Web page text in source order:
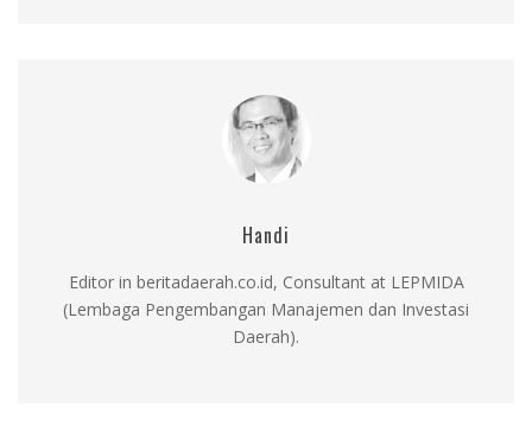
Handi
Editor in beritadaerah.co.id, Consultant at LEPMIDA
(Lembaga Pengembangan Manajemen dan Investasi
Daerah).